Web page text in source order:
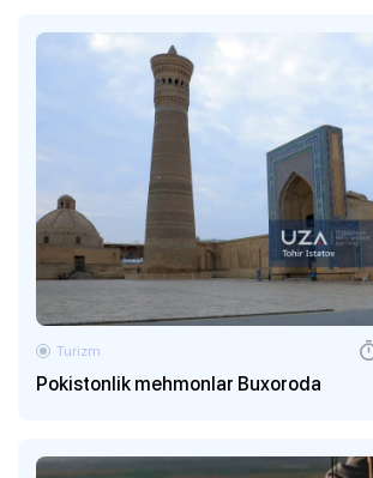
Pokistonlik mehmonlar Buxoroda
Turizm